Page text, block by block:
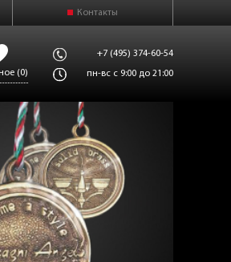
Контакты
(0)
+7 (495) 374-60-54
пн-вс с 9:00 до 21:00